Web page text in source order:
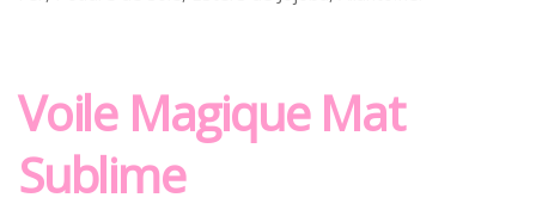
Voile Magique Mat
Sublime